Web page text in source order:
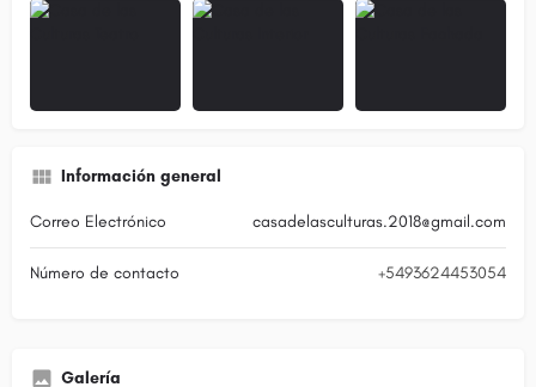
Información general
Correo Electrónico casadelasculturas.2018@gmail.com
Número de contacto +5493624453054
Galería